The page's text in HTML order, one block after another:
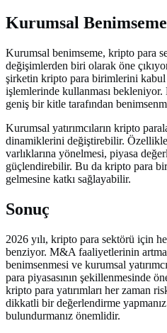
Kurumsal Benimseme
Kurumsal benimseme, kripto para
değişimlerden biri olarak öne
şirketin kripto para birimlerini kabul
işlemlerinde kullanması
geniş bir kitle tarafından
Kurumsal yatırımcıların kripto
dinamiklerini değiştirebilir. Özellikle
varlıklarına yönelmesi, piyasa
güçlendirebilir. Bu da kripto para
gelmesine katkı sağlayabilir.
Sonuç
2026 yılı, kripto para sektörü için
benziyor. M&A faaliyetlerinin
benimsenmesi ve kurumsal
para piyasasının şekillenmesinde
kripto para yatırımları her zaman
dikkatli bir değerlendirme
bulundurmanız önemlidir.